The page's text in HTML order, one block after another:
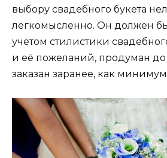
выбору свадебного букета
легкомысленно. Он должен
учётом стилистики
и её пожеланий, продуман
заказан заранее, как